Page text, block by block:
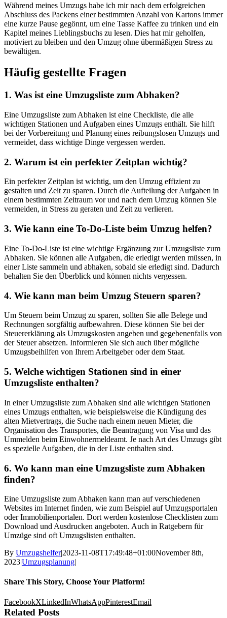
Während meines Umzugs habe ich mir nach dem erfolgreichen
Abschluss des Packens einer bestimmten Anzahl von Kartons immer
eine kurze Pause gegönnt, um eine Tasse Kaffee zu trinken und ein
Kapitel meines Lieblingsbuchs zu lesen. Dies hat mir geholfen,
motiviert zu bleiben und den Umzug ohne übermäßigen Stress zu
bewältigen.
Häufig gestellte Fragen
1. Was ist eine Umzugsliste zum Abhaken?
Eine Umzugsliste zum Abhaken ist eine Checkliste, die alle
wichtigen Stationen und Aufgaben eines Umzugs enthält. Sie hilft
bei der Vorbereitung und Planung eines reibungslosen Umzugs und
vermeidet, dass wichtige Dinge vergessen werden.
2. Warum ist ein perfekter Zeitplan wichtig?
Ein perfekter Zeitplan ist wichtig, um den Umzug effizient zu
gestalten und Zeit zu sparen. Durch die Aufteilung der Aufgaben in
einem bestimmten Zeitraum vor und nach dem Umzug können Sie
vermeiden, in Stress zu geraten und Zeit zu verlieren.
3. Wie kann eine To-Do-Liste beim Umzug helfen?
Eine To-Do-Liste ist eine wichtige Ergänzung zur Umzugsliste zum
Abhaken. Sie können alle Aufgaben, die erledigt werden müssen, in
einer Liste sammeln und abhaken, sobald sie erledigt sind. Dadurch
behalten Sie den Überblick und können nichts vergessen.
4. Wie kann man beim Umzug Steuern sparen?
Um Steuern beim Umzug zu sparen, sollten Sie alle Belege und
Rechnungen sorgfältig aufbewahren. Diese können Sie bei der
Steuererklärung als Umzugskosten angeben und gegebenenfalls von
der Steuer absetzen. Informieren Sie sich auch über mögliche
Umzugsbeihilfen von Ihrem Arbeitgeber oder dem Staat.
5. Welche wichtigen Stationen sind in einer
Umzugsliste enthalten?
In einer Umzugsliste zum Abhaken sind alle wichtigen Stationen
eines Umzugs enthalten, wie beispielsweise die Kündigung des
alten Mietvertrags, die Suche nach einem neuen Mieter, die
Organisation des Transportes, die Beantragung von Visa und das
Ummelden beim Einwohnermeldeamt. Je nach Art des Umzugs gibt
es spezielle Aufgaben, die in der Liste enthalten sind.
6. Wo kann man eine Umzugsliste zum Abhaken
finden?
Eine Umzugsliste zum Abhaken kann man auf verschiedenen
Websites im Internet finden, wie zum Beispiel auf Umzugsportalen
oder Immobilienportalen. Dort werden kostenlose Checklisten zum
Download und Ausdrucken angeboten. Auch in Ratgebern für
Umzüge sind oft Umzugslisten enthalten.
By Umzugshelfer|2023-11-08T17:49:48+01:00November 8th,
2023|Umzugsplanung|
Share This Story, Choose Your Platform!
FacebookXLinkedInWhatsAppPinterestEmail
Related Posts